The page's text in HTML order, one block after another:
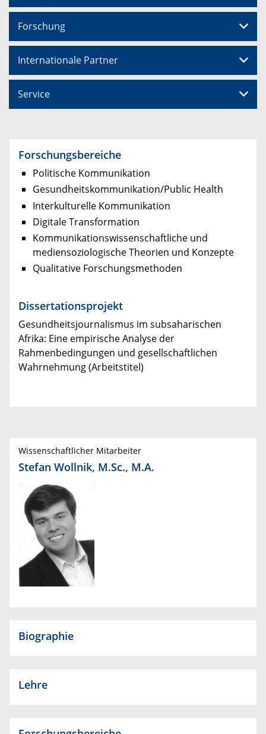
Forschung
Internationale Partner
Service
Forschungsbereiche
Politische Kommunikation
Gesundheitskommunikation/Public Health
Interkulturelle Kommunikation
Digitale Transformation
Kommunikationswissenschaftliche und
mediensoziologische Theorien und Konzepte
Qualitative Forschungsmethoden
Dissertationsprojekt
Gesundheitsjournalismus im subsaharischen
Afrika: Eine empirische Analyse der
Rahmenbedingungen und gesellschaftlichen
Wahrnehmung (Arbeitstitel)
Wissenschaftlicher Mitarbeiter
Stefan Wollnik, M.Sc., M.A.
Biographie
Lehre